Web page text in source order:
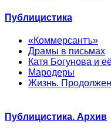
Публицистика
«Коммерсантъ»
Драмы в письмах
Катя Богунова и
Мародеры
Жизнь.
Публицистика. Архив